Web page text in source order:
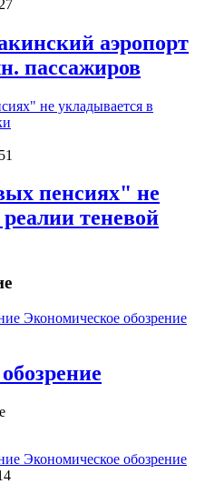
аэропорт
пассажиров
пенсиях" не
теневой
Экономическое обозрение
Экономическое обозрение